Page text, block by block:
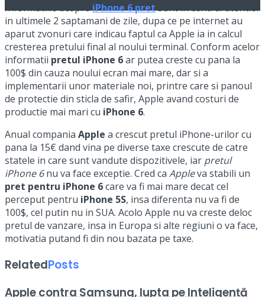
Informatiile despreiPhone 6 pretsunt in centrul atentiei
in ultimele 2 saptamani de zile, dupa ce pe internet au
aparut zvonuri care indicau faptul ca Apple ia in calcul
cresterea pretului final al noului terminal. Conform acelor
informatii pretul iPhone 6ar putea creste cu pana la
100$ din cauza noului ecran mai mare, dar si a
implementarii unor materiale noi, printre care si panoul
de protectie din sticla de safir, Apple avand costuri de
productie mai mari cu iPhone 6.
Anual compania Apple a crescut pretul iPhone-urilor cu
pana la 15€ dand vina pe diverse taxe crescute de catre
statele in care sunt vandute dispozitivele, iar pretul
iPhone 6nu va face exceptie. Cred ca Appleva stabili un
pret pentru iPhone 6care va fi mai mare decat cel
perceput pentru iPhone 5S, insa diferenta nu va fi de
100$, cel putin nu in SUA. Acolo Apple nu va creste deloc
pretul de vanzare, insa in Europa si alte regiuni o va face,
motivatia putand fi din nou bazata pe taxe.
RelatedPosts
Apple contra Samsung, lupta pe Inteligență